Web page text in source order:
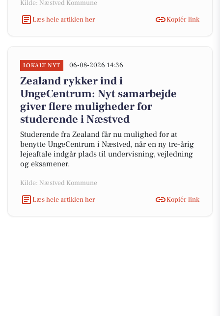
Kilde: Næstved Kommune
Læs hele artiklen her
Kopiér link
LOKALT NYT 06-08-2026 14:36
Zealand rykker ind i
UngeCentrum: Nyt samarbejde
giver flere muligheder for
studerende i Næstved
Studerende fra Zealand får nu mulighed for at
benytte UngeCentrum i Næstved, når en ny tre-årig
lejeaftale indgår plads til undervisning, vejledning
og eksamener.
Kilde: Næstved Kommune
Læs hele artiklen her
Kopiér link